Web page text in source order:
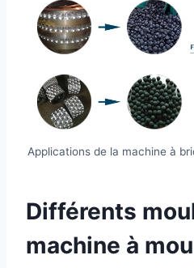
Applications de la machine à
Différents
machine à